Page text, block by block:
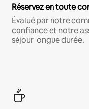
Réservez en toute
Évalué par notre
confiance et notre
séjour longue durée.